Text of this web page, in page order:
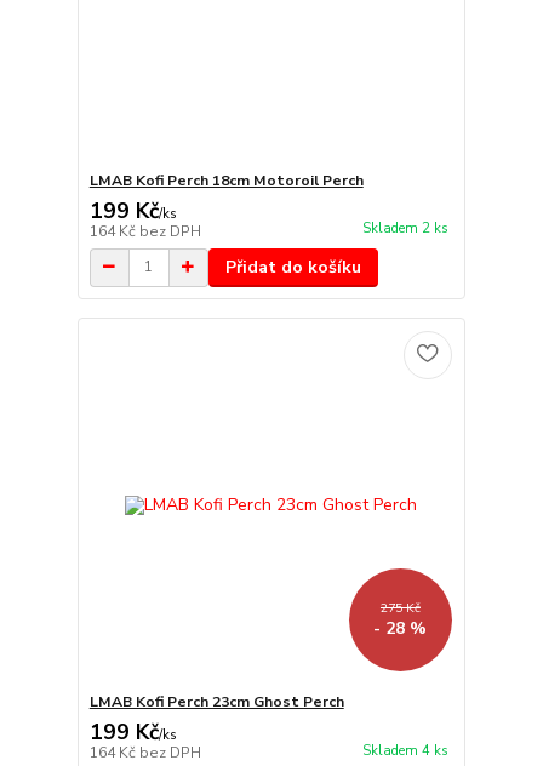
LMAB Kofi Perch 18cm Motoroil Perch
199 Kč/ks
164 Kč bez DPH Skladem 2 ks
Přidat do košíku
275 Kč
- 28 %
LMAB Kofi Perch 23cm Ghost Perch
199 Kč/ks
164 Kč bez DPH Skladem 4 ks